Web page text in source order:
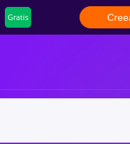
Gratis